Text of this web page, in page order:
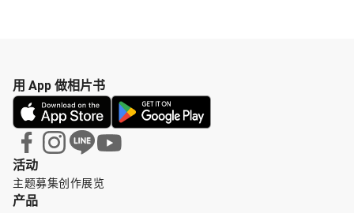
活动
主题募集创作展览
产品
用 App 做相片书